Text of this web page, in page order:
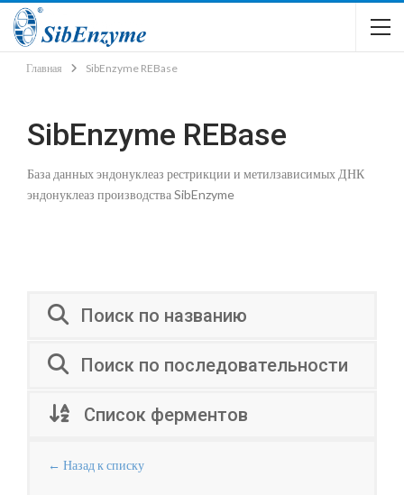
Главная SibEnzyme REBase
SibEnzyme REBase
База данных эндонуклеаз рестрикции и метилзависимых ДНК
эндонуклеаз производства SibEnzyme
Поиск по названию
Поиск по последовательности
Список ферментов
← Назад к списку